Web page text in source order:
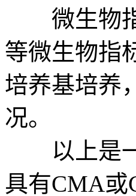
微生物指
等微生物指
培养基培养
况。
以上是一
具有CMA或